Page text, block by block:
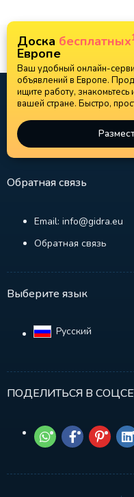
Доска бесплатных
Европе
Ваш удобный онлайн-
объявлений в Европе.
ищите работу,
вашей стране. Быстро,
Обратная связь
Email: info@gidra.eu
Обратная связь
Выберите язык
Русский‎
ПОДЕЛИТЬСЯ В